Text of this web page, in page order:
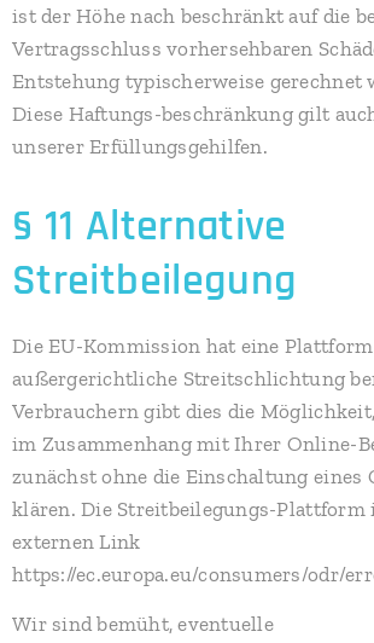
ist der Höhe nach beschränkt auf die
Vertragsschluss vorhersehbaren
Entstehung typischerweise gerechnet
Diese Haftungs-beschränkung gilt
unserer Erfüllungsgehilfen.
§ 11 Alternative
Streitbeilegung
Die EU-Kommission hat eine
außergerichtliche Streitschlichtung
Verbrauchern gibt dies die
im Zusammenhang mit Ihrer Online-
zunächst ohne die Einschaltung eines
klären. Die Streitbeilegungs-Plattform
externen Link
https://ec.europa.eu/consumers/odr/
Wir sind bemüht, eventuelle